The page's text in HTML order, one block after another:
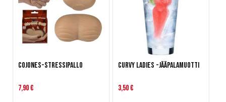
Cojones-stressipallo
7,90 €
Curvy Ladies -jääpalamuotti
3,50 €